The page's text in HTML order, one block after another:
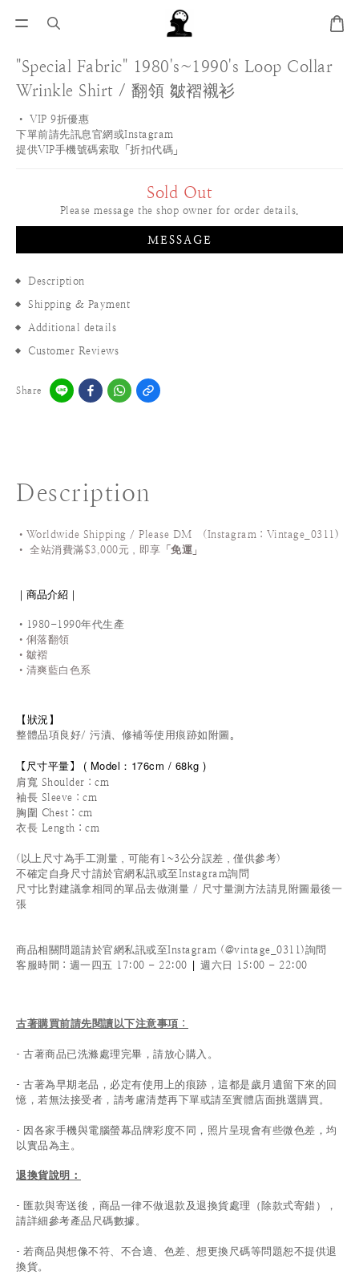
"Special Fabric" 1980's~1990's Loop Collar
Wrinkle Shirt / 翻領 皺褶襯衫
• VIP 9折優惠
下單前請先訊息官網或Instagram
提供VIP手機號碼索取「折扣代碼」
Sold Out
Please message the shop owner for order details.
MESSAGE
Description
Shipping & Payment
Additional details
Customer Reviews
Share
Description
•Worldwide Shipping / Please DM (Instagram：Vintage_0311 )
• 全站消費滿$3,000元，即享「 免運 」
｜商品介紹｜
•1980-1990年代生產
•俐落翻領
•皺褶
•清爽藍白色系
【狀況】
整體品項良好/ 污漬、修補等使用痕跡如附圖。
【 尺寸平量 】 ( Model：176cm / 68kg )
肩寬 Shoulder：cm
袖長 Sleeve：cm
胸圍 Chest：cm
衣長 Length：cm
(以上尺寸為手工測量，可能有1~3公分誤差，僅供參考)
不確定自身尺寸請於官網私訊或至Instagram詢問
尺寸比對建議拿相同的單品去做測量 / 尺寸量測方法請見附圖最後一
張
商品相關問題請於官網私訊或至Instagram (@vintage_0311)詢問
客服時間 ：週一四五 17:00 - 22:00 | 週六日 15:00 - 22:00
古著購買前請先閱讀以下注意事項 ：
- 古著商品已洗滌處理完畢，請放心購入。
- 古著為早期老品，必定有使用上的痕跡，這都是歲月遺留下來的回
憶，若無法接受者，請考慮清楚再下單或請至實體店面挑選購買。
- 因各家手機與電腦螢幕品牌彩度不同，照片呈現會有些微色差，均
以實品為主。
退換貨說明：
- 匯款與寄送後，商品一律不做退款及退換貨處理（除款式寄錯），
請詳細參考產品尺碼數據 。
- 若商品與想像不符、不合適、色差、想更換尺碼等問題恕不提供退
換貨。